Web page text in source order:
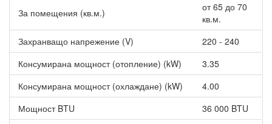
За помещения (кв.м.)
от 65 до 70
кв.м.
Захранващо напрежение (V)
220 - 240
Консумирана мощност (отопление) (kW)
3.35
Консумирана мощност (охлаждане) (kW)
4.00
Мощност BTU
36 000 BTU